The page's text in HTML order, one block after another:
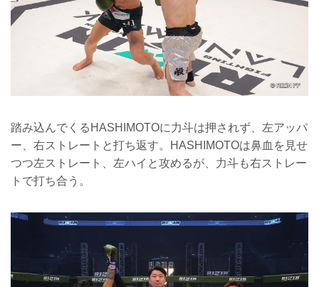
踏み込んでくるHASHIMOTOに力斗は押されず、左アッパ
ー、右ストレートと打ち返す。HASHIMOTOは鼻血を見せ
つつ左ストレート、左ハイと攻めるが、力斗も右ストレー
トで打ち合う。